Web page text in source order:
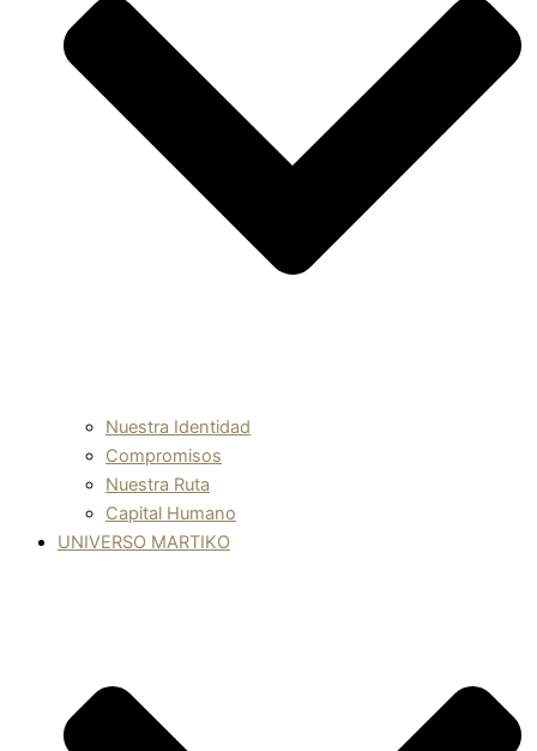
Nuestra Identidad
Compromisos
Nuestra Ruta
Capital Humano
UNIVERSO MARTIKO